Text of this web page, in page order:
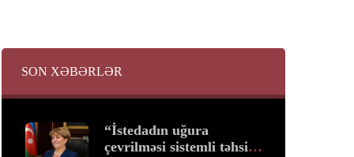
SON XƏBƏRLƏR
“İstedadın uğura
çevrilməsi sistemli təhsil